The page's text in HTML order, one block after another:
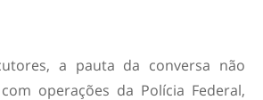
a pauta da conversa não
operações da Polícia Federal,